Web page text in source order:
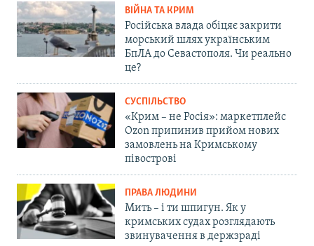
ВІЙНА ТА КРИМ
Російська влада обіцяє закрити
морський шлях українським
БпЛА до Севастополя. Чи реально
це?
СУСПІЛЬСТВО
«Крим – не Росія»: маркетплейс
Ozon припинив прийом нових
замовлень на Кримському
півострові
ПРАВА ЛЮДИНИ
Мить – і ти шпигун. Як у
кримських судах розглядають
звинувачення в держзраді